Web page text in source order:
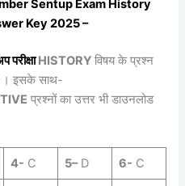
Sentup Exam History
Key 2025 –
परीक्षाHISTORYविषय के प्रश्न
। इसके साथ-
प्रश्नों का उत्तर भी डाउनलोड
4- C 5–D 6- C